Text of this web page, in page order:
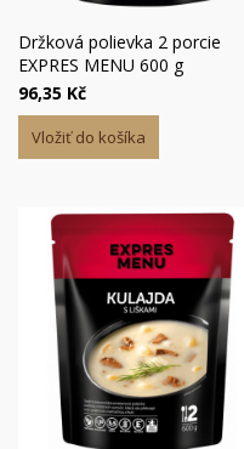
Držková polievka 2 porcie
EXPRES MENU 600 g
96,35 Kč
Vložiť do košíka